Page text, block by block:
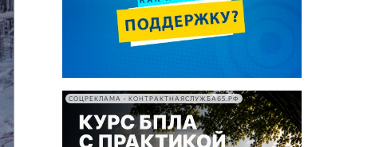
СОЦРЕКЛАМА • КОНТРАКТНАЯСЛУЖБА65.РФ